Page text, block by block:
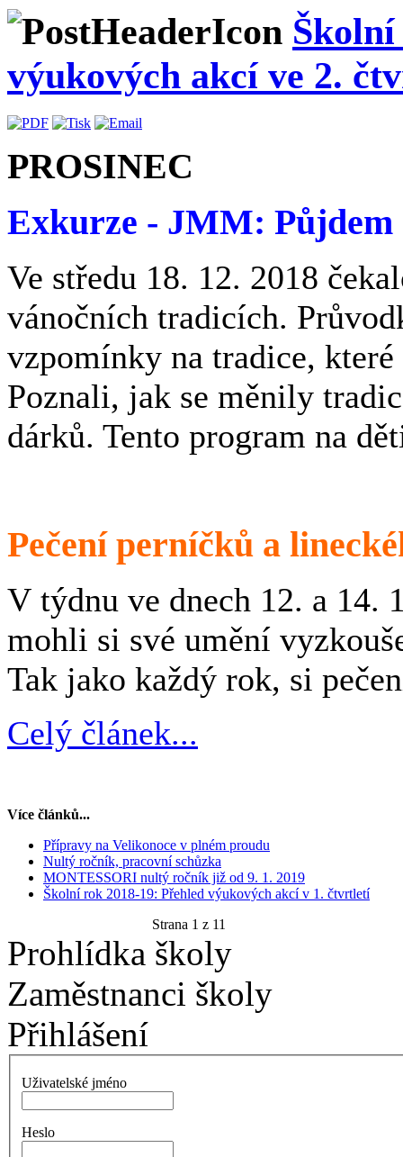
výukových akcí ve 2.
PROSINEC
Exkurze - JMM: Půjdem
Ve středu 18. 12. 2018
vánočních tradicích.
vzpomínky na tradice,
Poznali, jak se měnily
dárků. Tento program na
Pečení perníčků a
V týdnu ve dnech 12. a 14.
mohli si své umění
Tak jako každý rok, si
Celý článek...
Více článků...
Přípravy na Velikonoce v plném proudu
Nultý ročník, pracovní schůzka
MONTESSORI nultý ročník již od 9. 1. 2019
Školní rok 2018-19: Přehled výukových akcí v 1. čtvrtletí
Strana 1 z 11
Prohlídka školy
Zaměstnanci školy
Přihlášení
Uživatelské jméno
Heslo